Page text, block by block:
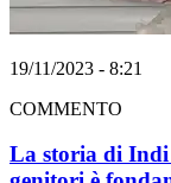
19/11/2023 - 8:21
COMMENTO
La storia di Indi